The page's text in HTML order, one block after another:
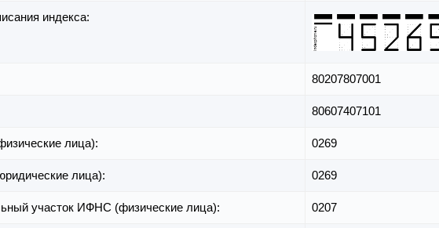
индекса:
80207807001
80607407101
лица): 0269
лица): 0269
участок ИФНС (физические лица): 0207